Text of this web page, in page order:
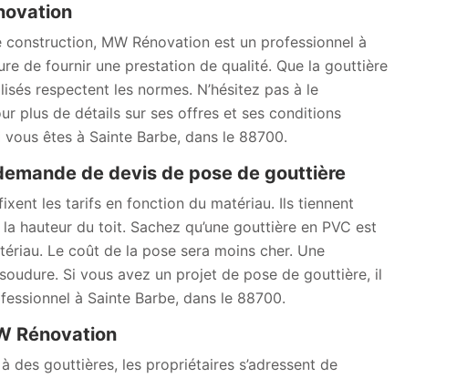
MW Rénovation est un professionnel à
de fournir une prestation de qualité. Que la gouttière
respectent les normes. N’hésitez pas à le
plus de détails sur ses offres et ses conditions
êtes à Sainte Barbe, dans le 88700.
de devis de pose de gouttière
les tarifs en fonction du matériau. Ils tiennent
hauteur du toit. Sachez qu’une gouttière en PVC est
Le coût de la pose sera moins cher. Une
Si vous avez un projet de pose de gouttière, il
à Sainte Barbe, dans le 88700.
Rénovation
des gouttières, les propriétaires s’adressent de